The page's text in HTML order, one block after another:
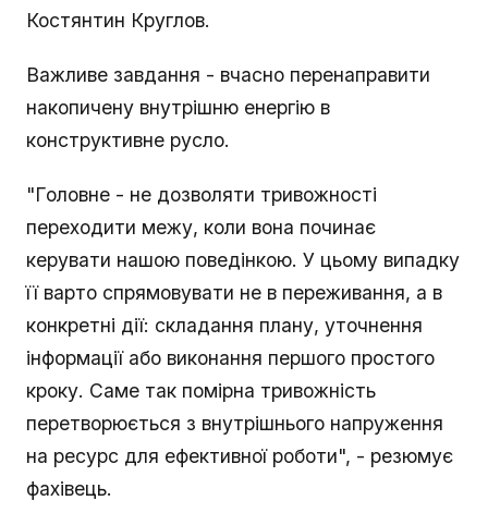
Костянтин Круглов.
Важливе завдання - вчасно перенаправити
накопичену внутрішню енергію в
конструктивне русло.
"Головне - не дозволяти тривожності
переходити межу, коли вона починає
керувати нашою поведінкою. У цьому випадку
її варто спрямовувати не в переживання, а в
конкретні дії: складання плану, уточнення
інформації або виконання першого простого
кроку. Саме так помірна тривожність
перетворюється з внутрішнього напруження
на ресурс для ефективної роботи", - резюмує
фахівець.